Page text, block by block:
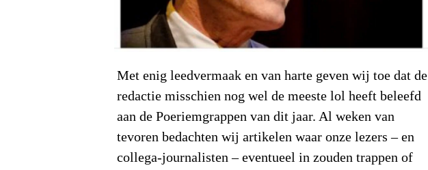
Met enig leedvermaak en van harte geven wij toe dat de
redactie misschien nog wel de meeste lol heeft beleefd
aan de Poeriemgrappen van dit jaar. Al weken van
tevoren bedachten wij artikelen waar onze lezers – en
collega-journalisten – eventueel in zouden trappen of